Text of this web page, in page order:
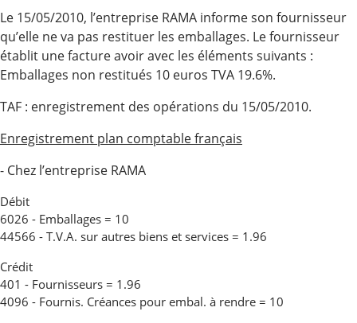
Le 15/05/2010, l’entreprise RAMA informe son fournisseur
qu’elle ne va pas restituer les emballages. Le fournisseur
établit une facture avoir avec les éléments suivants :
Emballages non restitués 10 euros TVA 19.6%.
TAF : enregistrement des opérations du 15/05/2010.
Enregistrement plan comptable français
- Chez l’entreprise RAMA
Débit
6026 - Emballages = 10
44566 - T.V.A. sur autres biens et services = 1.96
Crédit
401 - Fournisseurs = 1.96
4096 - Fournis. Créances pour embal. à rendre = 10